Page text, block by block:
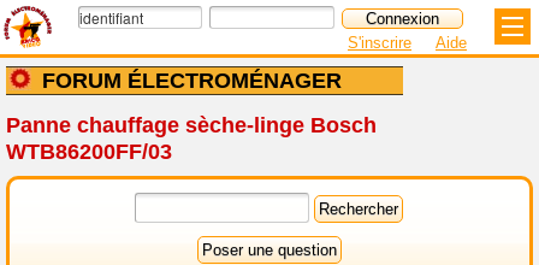
FORUM ÉLECTROMÉNAGER
S'inscrire Aide
Panne chauffage sèche-linge Bosch
WTB86200FF/03